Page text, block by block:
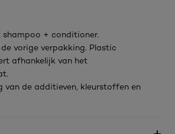
shampoo + conditioner.
vorige verpakking. Plastic
afhankelijk van het
van de additieven, kleurstoffen en